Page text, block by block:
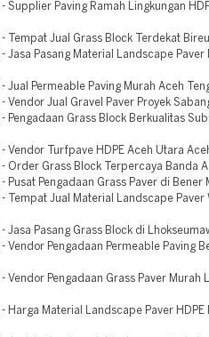
Supplier Paving Ramah Lingkungan
Tempat Jual Grass Block Terdekat
Jasa Pasang Material Landscape Paver
Jual Permeable Paving Murah Aceh
Vendor Jual Gravel Paver Proyek
Pengadaan Grass Block Berkualitas
Vendor Turfpave HDPE Aceh Utara
Order Grass Block Terpercaya Banda
Pusat Pengadaan Grass Paver di Bener
Tempat Jual Material Landscape Paver
Jasa Pasang Grass Block di
Vendor Pengadaan Permeable Paving
Vendor Pengadaan Grass Paver Murah
Harga Material Landscape Paver HDPE